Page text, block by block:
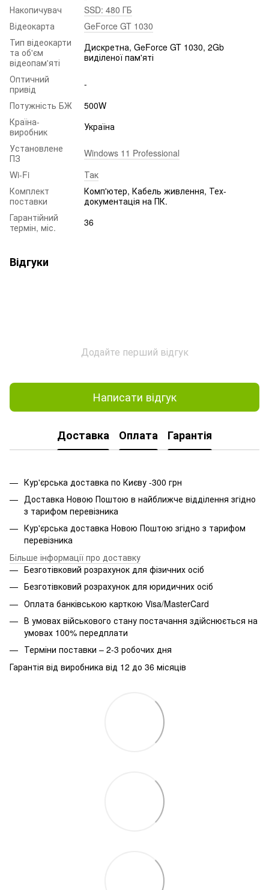
Накопичувач
SSD: 480 ГБ
Відеокарта
GeForce GT 1030
Тип відеокарти
та об'єм
відеопам'яті
Дискретна, GeForce GT 1030, 2Gb
виділеної пам'яті
Оптичний
привід
-
Потужність БЖ
500W
Країна-
виробник
Україна
Установлене
ПЗ
Windows 11 Professional
Wi-Fi
Так
Комплект
поставки
Комп'ютер, Кабель живлення, Тех-
документація на ПК.
Гарантійний
термін, міс.
36
Відгуки
Додайте перший відгук
Написати відгук
Доставка Оплата Гарантія
Кур'єрська доставка по Києву -300 грн
Доставка Новою Поштою в найближче відділення згідно
з тарифом перевізника
Кур'єрська доставка Новою Поштою згідно з тарифом
перевізника
Більше інформації про доставку
Безготівковий розрахунок для фізичних осіб
Безготівковий розрахунок для юридичних осіб
Оплата банківською карткою Visa/MasterCard
В умовах військового стану постачання здійснюється на
умовах 100% передплати
Терміни поставки – 2-3 робочих дня
Гарантія від виробника від 12 до 36 місяців